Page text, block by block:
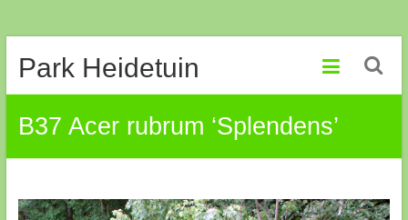
naar
Park Heidetuin
B37 Acer rubrum ‘Splendens’